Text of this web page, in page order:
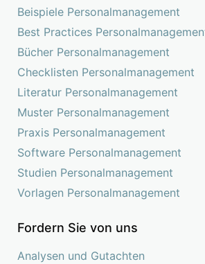
Beispiele Personalmanagement
Best Practices
Bücher Personalmanagement
Checklisten Personalmanagement
Literatur Personalmanagement
Muster Personalmanagement
Praxis Personalmanagement
Software Personalmanagement
Studien Personalmanagement
Vorlagen Personalmanagement
Fordern Sie von uns
Analysen und Gutachten